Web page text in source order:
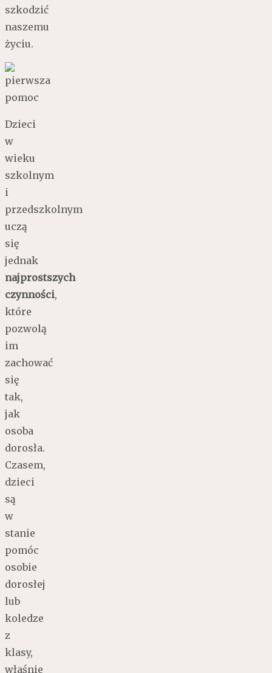
szkodzić
naszemu
życiu.
Dzieci
w
wieku
szkolnym
i
przedszkolnym
uczą
się
jednak
najprostszych
czynności,
które
pozwolą
im
zachować
się
tak,
jak
osoba
dorosła.
Czasem,
dzieci
są
w
stanie
pomóc
osobie
dorosłej
lub
koledze
z
klasy,
właśnie